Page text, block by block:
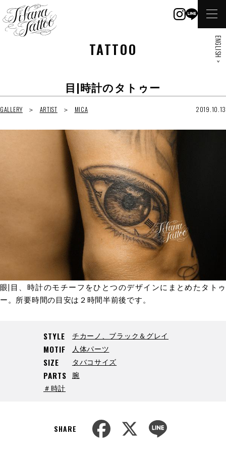
TATTOO
目|時計のタトゥー
GALLERY ARTIST MICA 2019.10.13
眼|目、時計のモチーフをひとつのデザインにまとめたタトゥ
ー。所要時間の目安は２時間半前後です。
STYLE チカーノ、ブラック＆グレイ
MOTIF 人体パーツ
SIZE タバコサイズ
PARTS
腕
＃時計
SHARE
ENGLISH >